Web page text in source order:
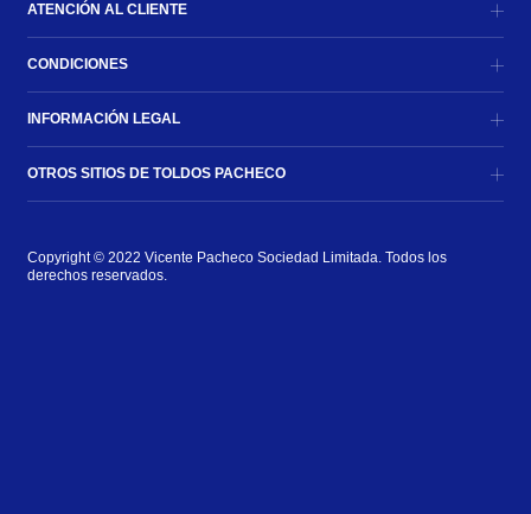
ATENCIÓN AL CLIENTE
CONDICIONES
INFORMACIÓN LEGAL
OTROS SITIOS DE TOLDOS PACHECO
Copyright © 2022 Vicente Pacheco Sociedad Limitada. Todos los
derechos reservados.